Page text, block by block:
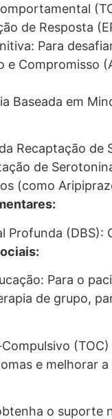
de Resposta
Para
e Compromisso
Baseada em
Recaptação de
de
(como
Profunda
Para o
de grupo,
e melhorar
o suporte